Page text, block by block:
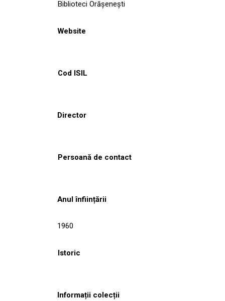
Biblioteci Orășenești
Website
Cod ISIL
Director
Persoană de contact
Anul înființării
1960
Istoric
Informații colecții